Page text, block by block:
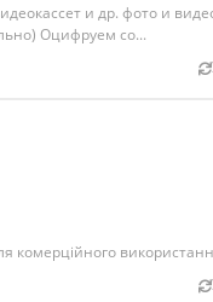
и др. фото и
Оцифруем со...
комерційного